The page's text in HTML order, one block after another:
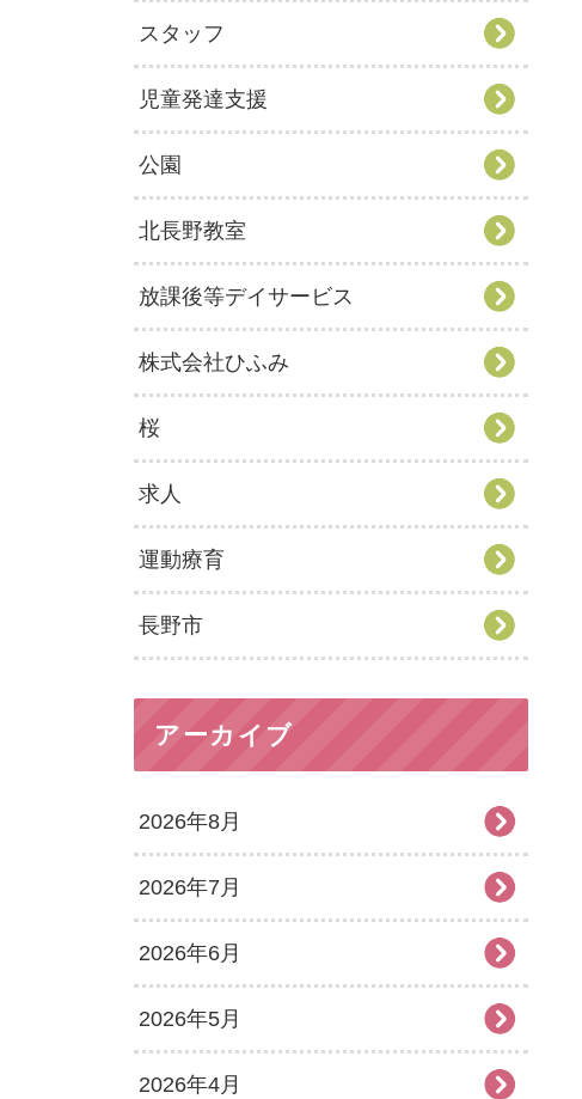
スタッフ
児童発達支援
公園
北長野教室
放課後等デイサービス
株式会社ひふみ
桜
求人
運動療育
長野市
アーカイブ
2026年8月
2026年7月
2026年6月
2026年5月
2026年4月